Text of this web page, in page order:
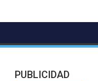
PUBLICIDAD